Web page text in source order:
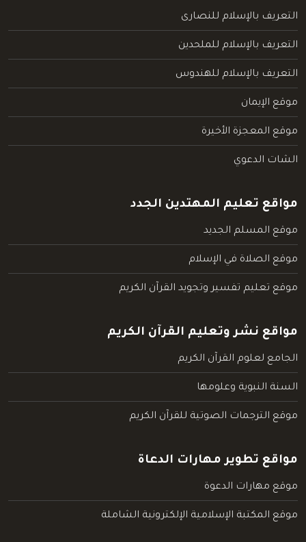
التعريف بالإسلام للنصارى
التعريف بالإسلام للملحدين
التعريف بالإسلام للهندوس
موقع الإيمان
موقع المعجزة الأخيرة
الشات الدعوي
مواقع تعليم المهتدين الجدد
موقع المسلم الجديد
موقع الصلاة في الإسلام
موقع تعليم تفسير وتجويد القرآن الكريم
مواقع نشر وتعليم القرآن الكريم
الجامع لعلوم القرآن الكريم
السنة النبوية وعلومها
موقع الترجمات الصوتية للقرآن الكريم
مواقع تطوير مهارات الدعاة
موقع مهارات الدعوة
موقع المكتبة الإسلامية الإلكترونية الشاملة